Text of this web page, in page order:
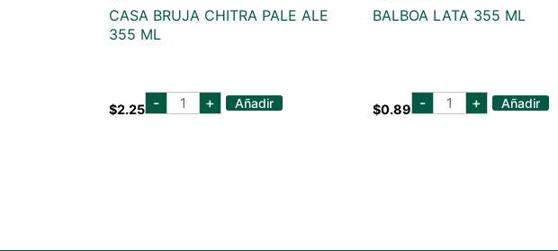
CASA BRUJA CHITRA PALE ALE
355 ML
$2.25 - casa
bruja
+ Añadir
BALBOA LATA 355 ML
$0.89 - balboa
lata
+ Añadir